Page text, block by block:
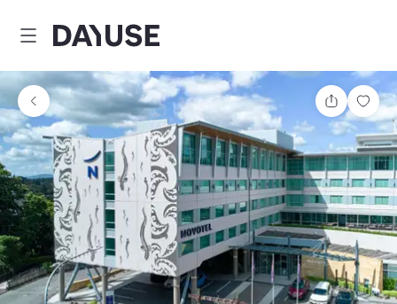
Dayuse
Partager